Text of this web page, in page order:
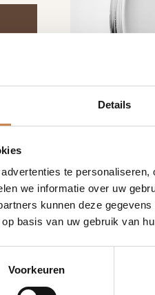
Details
te
we informatie over uw
kunnen deze
basis van uw gebruik van
Voorkeuren
product effectief